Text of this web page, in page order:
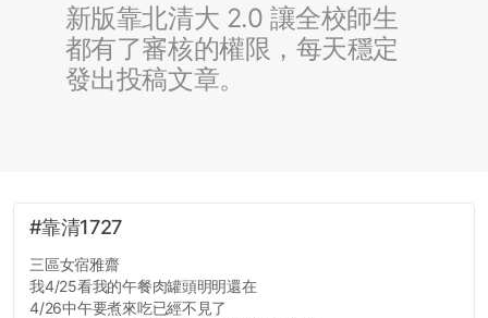
新版靠北清大 2.0 讓全校師生
都有了審核的權限，每天穩定
發出投稿文章。
#靠清1727
三區女宿雅齋
我4/25看我的午餐肉罐頭明明還在
4/26中午要煮來吃已經不見了